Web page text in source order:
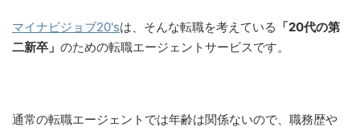
マイナビジョブ20'sは、そんな転職を考えている 「20代の第
二新卒」 のための転職エージェントサービスです。
通常の転職エージェントでは年齢は関係ないので、職務歴や